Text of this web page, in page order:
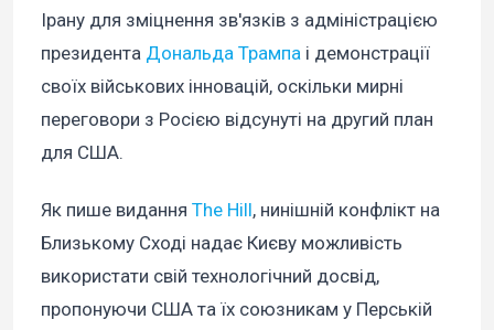
Ірану для зміцнення зв'язків з адміністрацією
президента Дональда Трампа і демонстрації
своїх військових інновацій, оскільки мирні
переговори з Росією відсунуті на другий план
для США.
Як пише видання The Hill, нинішній конфлікт на
Близькому Сході надає Києву можливість
використати свій технологічний досвід,
пропонуючи США та їх союзникам у Перській